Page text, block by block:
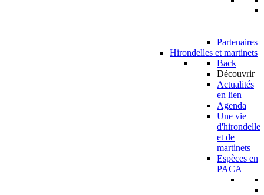
Partenaires
Hirondelles et martinets
Back
Découvrir
Actualités
en lien
Agenda
Une vie
d'hirondelle
et de
martinets
Espèces en
PACA